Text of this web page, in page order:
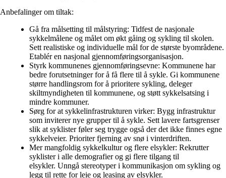
Anbefalinger om tiltak:
Gå fra målsetting til målstyring: Tidfest de nasjonale
sykkelmålene og målet om økt gåing og sykling til skolen.
Sett realistiske og individuelle mål for de største byområdene.
Etablér en nasjonal gjennomføringsorganisasjon.
Styrk kommunenes gjennomføringsevne: Kommunene har
bedre forutsetninger for å få flere til å sykle. Gi kommunene
større handlingsrom for å prioritere sykling, deleger
skiltmyndigheten til kommunene, og støtt sykkelsatsing i
mindre kommuner.
Sørg for at sykkelinfrastrukturen virker: Bygg infrastruktur
som inviterer nye grupper til å sykle. Sett lavere fartsgrenser
slik at syklister føler seg trygge også der det ikke finnes egne
sykkelveier. Prioriter fjerning av snø i vinterdriften.
Mer mangfoldig sykkelkultur og flere elsykler: Rekrutter
syklister i alle demografier og gi flere tilgang til
elsykler. Unngå stereotyper i kommunikasjon om sykling og
legg til rette for leie og leasing av elsykler.